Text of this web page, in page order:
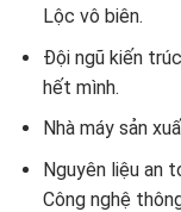
Lộc vô biên.
Đội ngũ kiến
hết mình.
Nhà máy sản
Nguyên liệu an
Công nghệ